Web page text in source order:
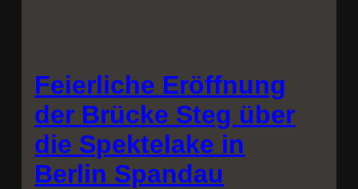
Feierliche Eröffnung
der Brücke Steg über
die Spektelake in
Berlin Spandau